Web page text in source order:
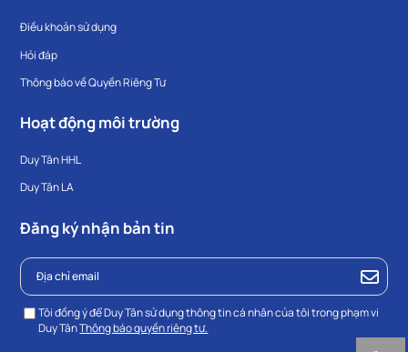
Điều khoản sử dụng
Hỏi đáp
Thông báo về Quyền Riêng Tư
Hoạt động môi trường
Duy Tân HHL
Duy Tân LA
Đăng ký nhận bản tin
Tôi đồng ý để Duy Tân sử dụng thông tin cá nhân của tôi trong phạm vi
Duy TânThông báo quyền riêng tư.